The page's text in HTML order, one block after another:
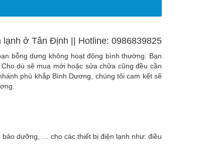
lạnh ở Tân Định || Hotline: 0986839825
bỗng dưng không hoạt động bình thường. Bạn
dù sẽ mua mới hoặc sửa chữa cũng đều cần
phủ khắp Bình Dương, chúng tôi cam kết sẽ
dưỡng, … cho các thiết bị điện lạnh như: điều